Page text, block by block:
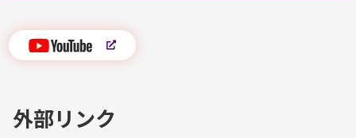
外部リンク